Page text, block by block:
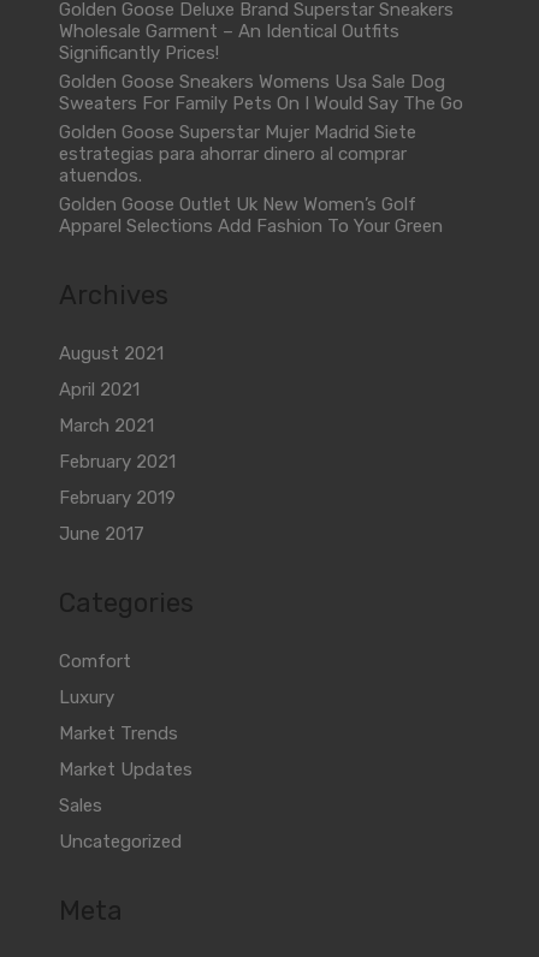
Golden Goose Deluxe Brand Superstar Sneakers
Wholesale Garment – An Identical Outfits
Significantly Prices!
Golden Goose Sneakers Womens Usa Sale Dog
Sweaters For Family Pets On I Would Say The Go
Golden Goose Superstar Mujer Madrid Siete
estrategias para ahorrar dinero al comprar
atuendos.
Golden Goose Outlet Uk New Women’s Golf
Apparel Selections Add Fashion To Your Green
Archives
August 2021
April 2021
March 2021
February 2021
February 2019
June 2017
Categories
Comfort
Luxury
Market Trends
Market Updates
Sales
Uncategorized
Meta